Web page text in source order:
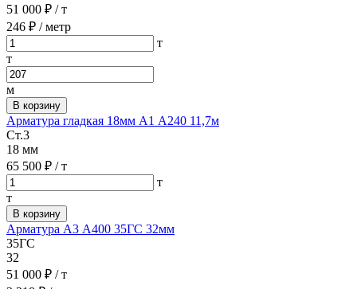
51 000 ₽ / т
246 ₽ / метр
т
т
м
В корзину
Арматура гладкая 18мм А1 А240 11,7м
Ст.3
18 мм
65 500 ₽ / т
т
т
В корзину
Арматура А3 А400 35ГС 32мм
35ГС
32
51 000 ₽ / т